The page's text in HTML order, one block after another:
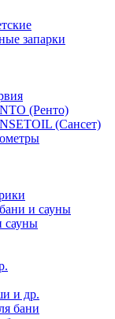
запарки
(Ренто)
(Сансет)
и сауны
сауны
и др.
бани